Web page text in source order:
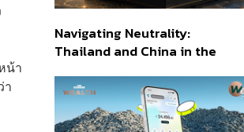
น้า
า
Navigating Neutrality:
Thailand and China in the
Order